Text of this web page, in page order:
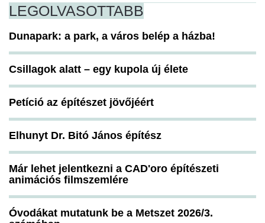
LEGOLVASOTTABB
Dunapark: a park, a város belép a házba!
Csillagok alatt – egy kupola új élete
Petíció az építészet jövőjéért
Elhunyt Dr. Bitó János építész
Már lehet jelentkezni a CAD'oro építészeti
animációs filmszemlére
Óvodákat mutatunk be a Metszet 2026/3.